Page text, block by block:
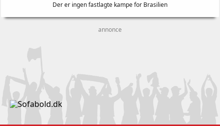
Der er ingen fastlagte kampe for Brasilien
annonce